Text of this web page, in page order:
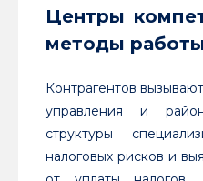
Центры
методы
Контрагентов
управления и
структуры
налоговых рисков и